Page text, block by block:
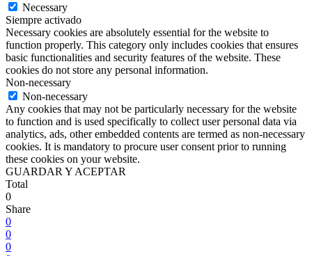
Necessary
Siempre activado
Necessary cookies are absolutely essential for the website to
function properly. This category only includes cookies that ensures
basic functionalities and security features of the website. These
cookies do not store any personal information.
Non-necessary
Non-necessary
Any cookies that may not be particularly necessary for the website
to function and is used specifically to collect user personal data via
analytics, ads, other embedded contents are termed as non-necessary
cookies. It is mandatory to procure user consent prior to running
these cookies on your website.
GUARDAR Y ACEPTAR
Total
0
Share
0
0
0